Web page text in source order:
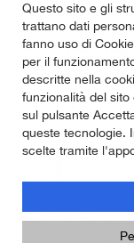
BRASCA
Via de Vizzi 0066,
C.F/P.IVA:00887910966
Registro delle imprese:
Copyright © 2026
Leggi l'informativa
Questo sito e gli
trattano dati
fanno uso di
per il
descritte nella
funzionalità del
sul pulsante
queste tecnologie.
scelte tramite